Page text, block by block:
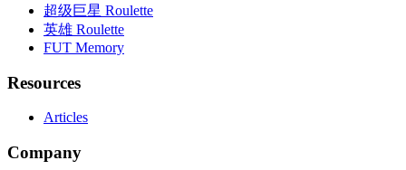
超级巨星 Roulette
英雄 Roulette
FUT Memory
Resources
Articles
Company